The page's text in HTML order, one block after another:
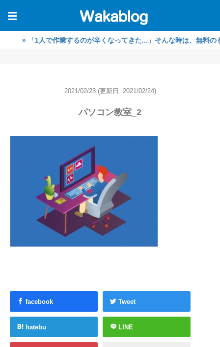
☰
1人で作業するのが辛くなってきた...」そんな時は、無料のもくも
2021/02/23 (更新日: 2021/02/24)
パソコン教室_2
facebook Tweet
hatebu LINE